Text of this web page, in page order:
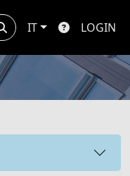
IT LOGIN